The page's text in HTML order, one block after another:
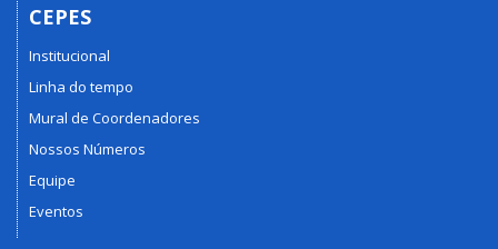
CEPES
Institucional
Linha do tempo
Mural de Coordenadores
Nossos Números
Equipe
Eventos